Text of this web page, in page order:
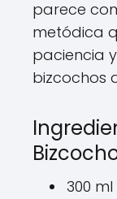
parece
metódica
paciencia
bizcochos
300